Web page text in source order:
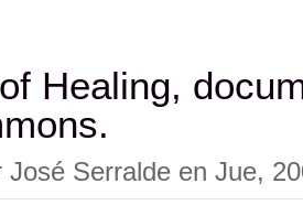
Healing,
José Serralde en Jue,